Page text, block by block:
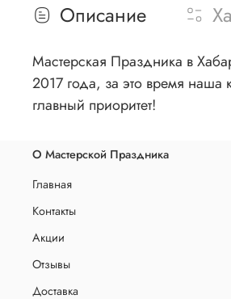
Описание
Мастерская Праздника в
2017 года, за это время
главный приоритет!
О Мастерской Праздника
Главная
Контакты
Акции
Отзывы
Доставка